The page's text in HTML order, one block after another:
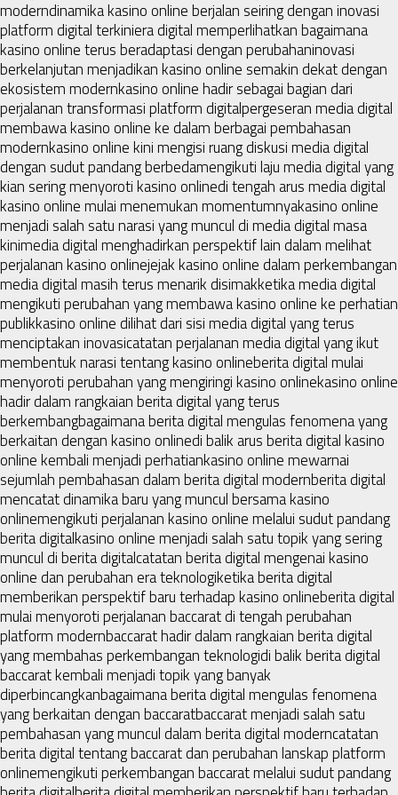
moderndinamika kasino online berjalan seiring dengan inovasi
platform digital terkiniera digital memperlihatkan bagaimana
kasino online terus beradaptasi dengan perubahaninovasi
berkelanjutan menjadikan kasino online semakin dekat dengan
ekosistem modernkasino online hadir sebagai bagian dari
perjalanan transformasi platform digitalpergeseran media digital
membawa kasino online ke dalam berbagai pembahasan
modernkasino online kini mengisi ruang diskusi media digital
dengan sudut pandang berbedamengikuti laju media digital yang
kian sering menyoroti kasino onlinedi tengah arus media digital
kasino online mulai menemukan momentumnyakasino online
menjadi salah satu narasi yang muncul di media digital masa
kinimedia digital menghadirkan perspektif lain dalam melihat
perjalanan kasino onlinejejak kasino online dalam perkembangan
media digital masih terus menarik disimakketika media digital
mengikuti perubahan yang membawa kasino online ke perhatian
publikkasino online dilihat dari sisi media digital yang terus
menciptakan inovasicatatan perjalanan media digital yang ikut
membentuk narasi tentang kasino onlineberita digital mulai
menyoroti perubahan yang mengiringi kasino onlinekasino online
hadir dalam rangkaian berita digital yang terus
berkembangbagaimana berita digital mengulas fenomena yang
berkaitan dengan kasino onlinedi balik arus berita digital kasino
online kembali menjadi perhatiankasino online mewarnai
sejumlah pembahasan dalam berita digital modernberita digital
mencatat dinamika baru yang muncul bersama kasino
onlinemengikuti perjalanan kasino online melalui sudut pandang
berita digitalkasino online menjadi salah satu topik yang sering
muncul di berita digitalcatatan berita digital mengenai kasino
online dan perubahan era teknologiketika berita digital
memberikan perspektif baru terhadap kasino onlineberita digital
mulai menyoroti perjalanan baccarat di tengah perubahan
platform modernbaccarat hadir dalam rangkaian berita digital
yang membahas perkembangan teknologidi balik berita digital
baccarat kembali menjadi topik yang banyak
diperbincangkanbagaimana berita digital mengulas fenomena
yang berkaitan dengan baccaratbaccarat menjadi salah satu
pembahasan yang muncul dalam berita digital moderncatatan
berita digital tentang baccarat dan perubahan lanskap platform
onlinemengikuti perkembangan baccarat melalui sudut pandang